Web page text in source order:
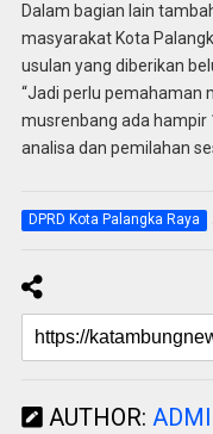
Dalam bagian lain
masyarakat Kota
usulan yang diberikan
“Jadi perlu pemahaman
musrenbang ada hampir
analisa dan pemilahan
DPRD Kota Palangka Raya
AUTHOR: